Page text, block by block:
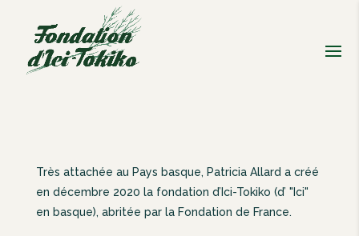
Très attachée au Pays basque, Patricia Allard a créé
en décembre 2020 la fondation d’Ici-Tokiko (d’ "Ici"
en basque), abritée par la Fondation de France.